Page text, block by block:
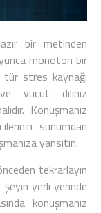
bir metinden
monoton bir
tür stres kaynağı
vücut diliniz
Konuşmanız
sunumdan
yansıtın.
tekrarlayın
şeyin yerli yerinde
konuşmanız